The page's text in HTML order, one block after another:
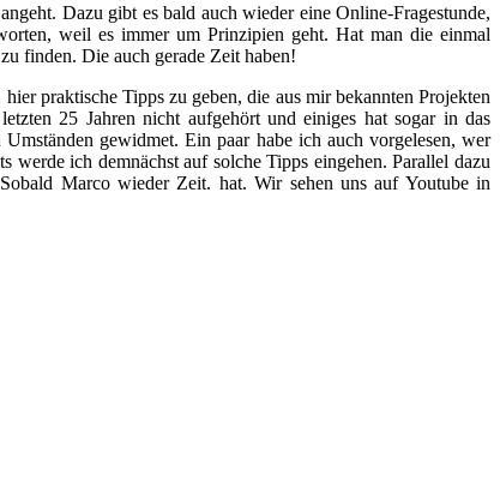
Dazu gibt es bald auch wieder eine Online-Fragestunde,
weil es immer um Prinzipien geht. Hat man die einmal
finden. Die auch gerade Zeit haben!
praktische Tipps zu geben, die aus mir bekannten Projekten
25 Jahren nicht aufgehört und einiges hat sogar in das
gewidmet. Ein paar habe ich auch vorgelesen, wer
werde ich demnächst auf solche Tipps eingehen. Parallel dazu
Marco wieder Zeit. hat. Wir sehen uns auf Youtube in